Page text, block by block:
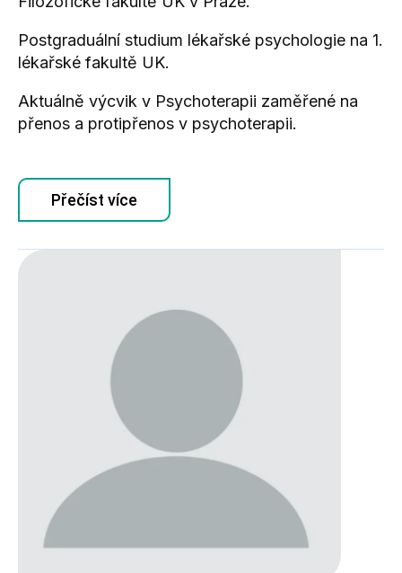
Postgraduální studium lékařské psychologie na 1.
lékařské fakultě UK.
Aktuálně výcvik v Psychoterapii zaměřené na
přenos a protipřenos v psychoterapii.
Přečíst více